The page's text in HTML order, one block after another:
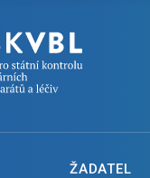
ŽADATEL